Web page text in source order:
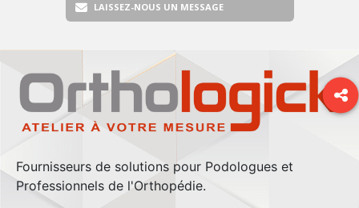
LAISSEZ-NOUS UN MESSAGE
Fournisseurs de solutions pour Podologues et
Professionnels de l'Orthopédie.